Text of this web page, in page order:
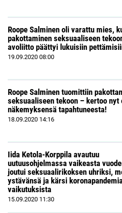
Roope Salminen oli varattu mies,
pakottaminen seksuaaliseen
avoliitto päättyi lukuisiin
19.09.2020 08:00
Roope Salminen tuomittiin
seksuaaliseen tekoon – kertoo nyt
näkemyksensä tapahtuneesta!
18.09.2020 14:16
Iida Ketola-Korppila avautuu
uutuusohjelmassa vaikeasta
joutui seksuaalirikoksen uhriksi,
ystävänsä ja kärsi
vaikutuksista
15.09.2020 11:30